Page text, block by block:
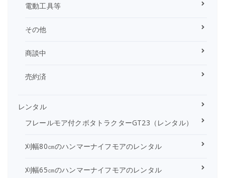
電動工具等
その他
商談中
売約済
レンタル
フレールモア付クボタトラクターGT23（レンタル）
刈幅80㎝のハンマーナイフモアのレンタル
刈幅65㎝のハンマーナイフモアのレンタル